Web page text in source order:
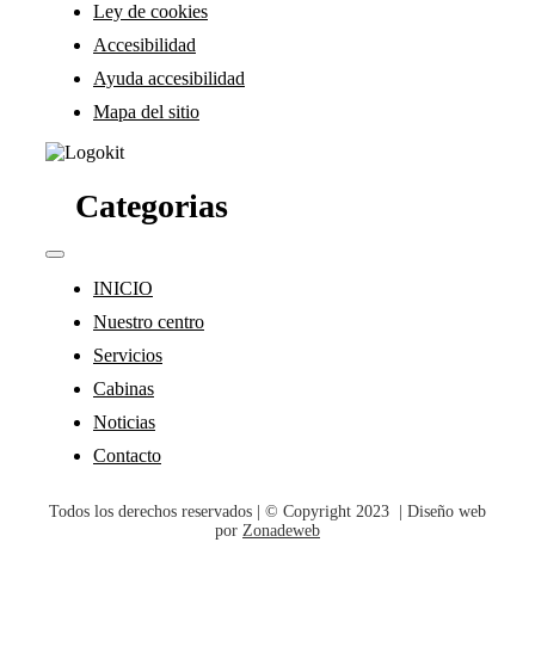
Ley de cookies
Accesibilidad
Ayuda accesibilidad
Mapa del sitio
Categorias
Toggle
Navigation
INICIO
Nuestro centro
Servicios
Cabinas
Noticias
Contacto
Todos los derechos reservados | © Copyright 2023 | Diseño web
por Zonadeweb